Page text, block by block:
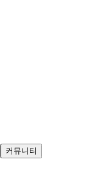
커뮤니티